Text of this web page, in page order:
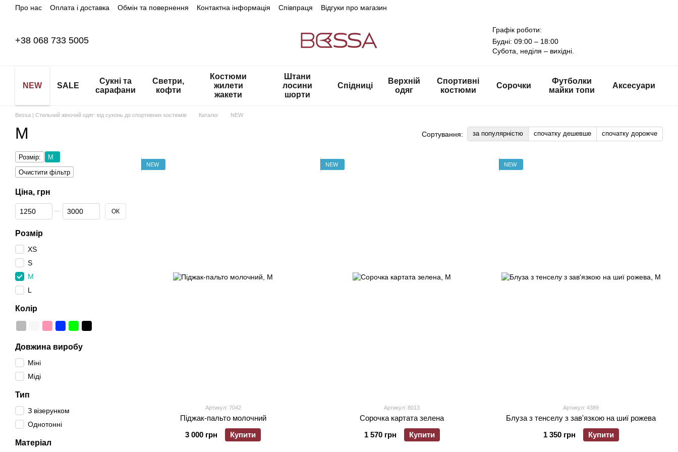
Перейти до основного контенту
Про нас Оплата і доставка Обмін та повернення Контактна інформація Співпраця Відгуки про магазин
+38 068 733 5005
Графік роботи:
Будні: 09:00 – 18:00
Субота, неділя – вихідні.
NEW SALE
Сукні та
сарафани
Светри,
кофти
Костюми
жилети
жакети
Штани
лосини
шорти
Спідниці
Верхній
одяг
Спортивні
костюми
Сорочки
Футболки
майки топи
Аксесуари
Bessa | Стильний жіночий одяг: від суконь до спортивних костюмів Каталог NEW
M Сортування: за популярністю спочатку дешевше спочатку дорожче
NEW
Артикул: 7042
Піджак-пальто молочний
3 000 грн
Купити
NEW
Артикул: 8013
Сорочка картата зелена
1 570 грн
Купити
NEW
Артикул: 4389
Блуза з тенселу з зав'язкою на шиї рожева
1 350 грн
Купити
Розмір:
M
Очистити фільтр
Ціна, грн
Від Ціна, грн
До Ціна, грн ОК
Розмір
XS
S
M
L
Колір
Довжина виробу
Міні
Міді
Тип
З візерунком
Однотонні
Матеріал